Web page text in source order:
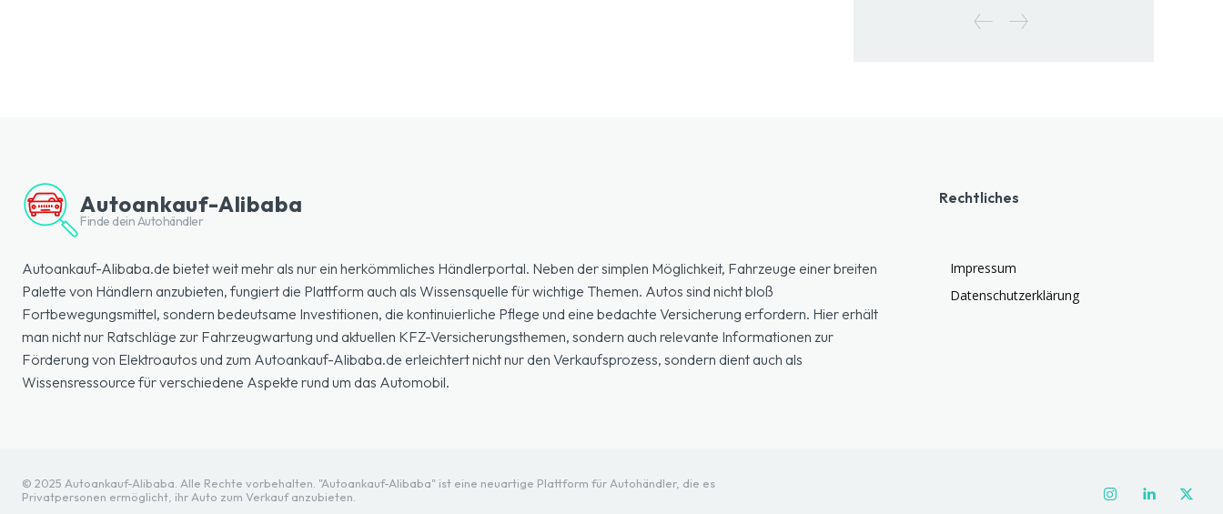
Autoankauf-Alibaba
Finde dein Autohändler
Autoankauf-Alibaba.de bietet weit mehr als nur ein herkömmliches Händlerportal. Neben der simplen Möglichkeit, Fahrzeuge einer breiten
Palette von Händlern anzubieten, fungiert die Plattform auch als Wissensquelle für wichtige Themen. Autos sind nicht bloß
Fortbewegungsmittel, sondern bedeutsame Investitionen, die kontinuierliche Pflege und eine bedachte Versicherung erfordern. Hier erhält
man nicht nur Ratschläge zur Fahrzeugwartung und aktuellen KFZ-Versicherungsthemen, sondern auch relevante Informationen zur
Förderung von Elektroautos und zum Autoankauf-Alibaba.de erleichtert nicht nur den Verkaufsprozess, sondern dient auch als
Wissensressource für verschiedene Aspekte rund um das Automobil.
Rechtliches
Impressum
Datenschutzerklärung
© 2025 Autoankauf-Alibaba. Alle Rechte vorbehalten. "Autoankauf-Alibaba" ist eine neuartige Plattform für Autohändler, die es
Privatpersonen ermöglicht, ihr Auto zum Verkauf anzubieten.